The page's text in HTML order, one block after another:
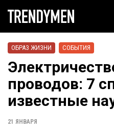
ОБРАЗ ЖИЗНИ СОБЫТИЯ
проводов: 7
известные
21 ЯНВАРЯ